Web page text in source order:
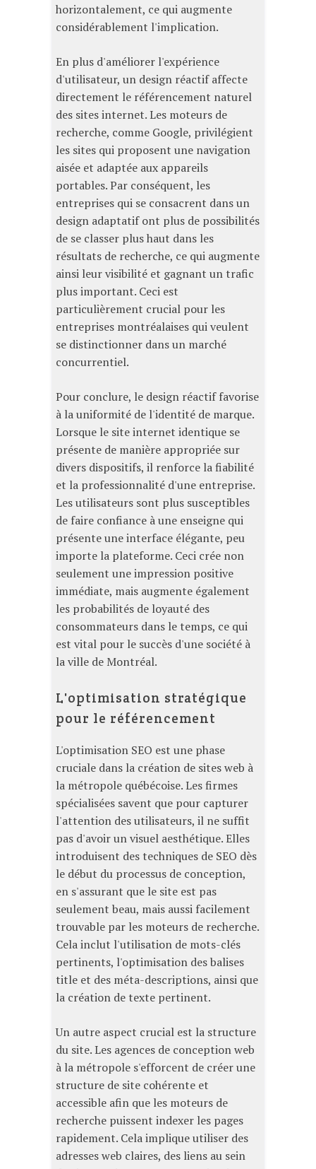
horizontalement, ce qui augmente
considérablement l'implication.
En plus d'améliorer l'expérience
d'utilisateur, un design réactif affecte
directement le référencement naturel
des sites internet. Les moteurs de
recherche, comme Google, privilégient
les sites qui proposent une navigation
aisée et adaptée aux appareils
portables. Par conséquent, les
entreprises qui se consacrent dans un
design adaptatif ont plus de possibilités
de se classer plus haut dans les
résultats de recherche, ce qui augmente
ainsi leur visibilité et gagnant un trafic
plus important. Ceci est
particulièrement crucial pour les
entreprises montréalaises qui veulent
se distinctionner dans un marché
concurrentiel.
Pour conclure, le design réactif favorise
à la uniformité de l'identité de marque.
Lorsque le site internet identique se
présente de manière appropriée sur
divers dispositifs, il renforce la fiabilité
et la professionnalité d'une entreprise.
Les utilisateurs sont plus susceptibles
de faire confiance à une enseigne qui
présente une interface élégante, peu
importe la plateforme. Ceci crée non
seulement une impression positive
immédiate, mais augmente également
les probabilités de loyauté des
consommateurs dans le temps, ce qui
est vital pour le succès d'une société à
la ville de Montréal.
L'optimisation stratégique
pour le référencement
L'optimisation SEO est une phase
cruciale dans la création de sites web à
la métropole québécoise. Les firmes
spécialisées savent que pour capturer
l'attention des utilisateurs, il ne suffit
pas d'avoir un visuel aesthétique. Elles
introduisent des techniques de SEO dès
le début du processus de conception,
en s'assurant que le site est pas
seulement beau, mais aussi facilement
trouvable par les moteurs de recherche.
Cela inclut l'utilisation de mots-clés
pertinents, l'optimisation des balises
title et des méta-descriptions, ainsi que
la création de texte pertinent.
Un autre aspect crucial est la structure
du site. Les agences de conception web
à la métropole s'efforcent de créer une
structure de site cohérente et
accessible afin que les moteurs de
recherche puissent indexer les pages
rapidement. Cela implique utiliser des
adresses web claires, des liens au sein